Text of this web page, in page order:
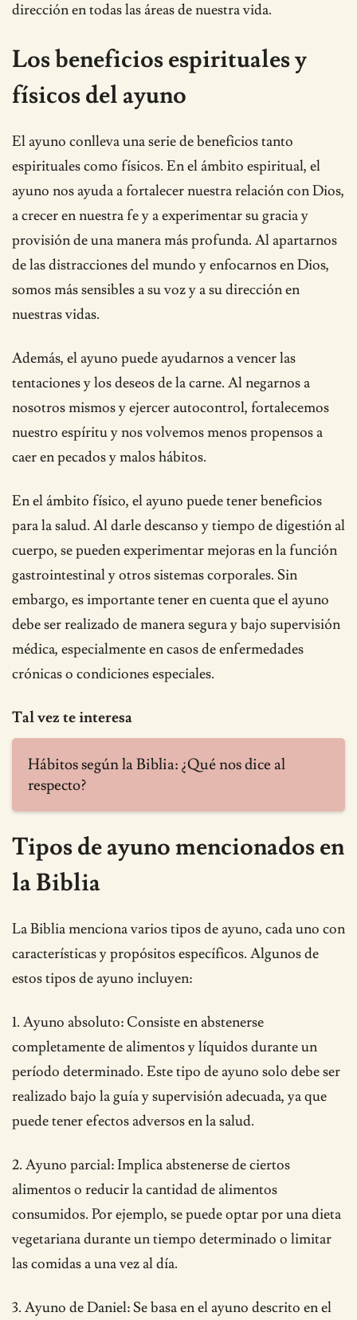
dirección en todas las áreas de nuestra vida.
Los beneficios espirituales y
físicos del ayuno
El ayuno conlleva una serie de beneficios tanto
espirituales como físicos. En el ámbito espiritual, el
ayuno nos ayuda a fortalecer nuestra relación con Dios,
a crecer en nuestra fe y a experimentar su gracia y
provisión de una manera más profunda. Al apartarnos
de las distracciones del mundo y enfocarnos en Dios,
somos más sensibles a su voz y a su dirección en
nuestras vidas.
Además, el ayuno puede ayudarnos a vencer las
tentaciones y los deseos de la carne. Al negarnos a
nosotros mismos y ejercer autocontrol, fortalecemos
nuestro espíritu y nos volvemos menos propensos a
caer en pecados y malos hábitos.
En el ámbito físico, el ayuno puede tener beneficios
para la salud. Al darle descanso y tiempo de digestión al
cuerpo, se pueden experimentar mejoras en la función
gastrointestinal y otros sistemas corporales. Sin
embargo, es importante tener en cuenta que el ayuno
debe ser realizado de manera segura y bajo supervisión
médica, especialmente en casos de enfermedades
crónicas o condiciones especiales.
Tal vez te interesa
Hábitos según la Biblia: ¿Qué nos dice al
respecto?
Tipos de ayuno mencionados en
la Biblia
La Biblia menciona varios tipos de ayuno, cada uno con
características y propósitos específicos. Algunos de
estos tipos de ayuno incluyen:
1. Ayuno absoluto: Consiste en abstenerse
completamente de alimentos y líquidos durante un
período determinado. Este tipo de ayuno solo debe ser
realizado bajo la guía y supervisión adecuada, ya que
puede tener efectos adversos en la salud.
2. Ayuno parcial: Implica abstenerse de ciertos
alimentos o reducir la cantidad de alimentos
consumidos. Por ejemplo, se puede optar por una dieta
vegetariana durante un tiempo determinado o limitar
las comidas a una vez al día.
3. Ayuno de Daniel: Se basa en el ayuno descrito en el